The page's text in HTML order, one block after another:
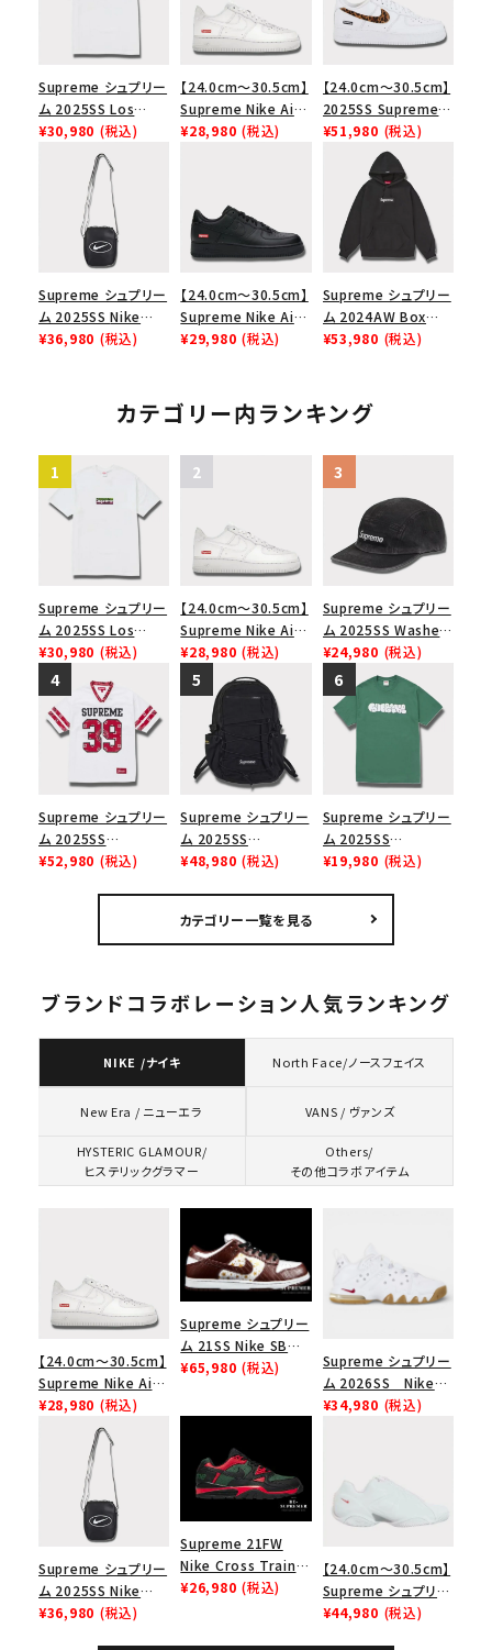
Supreme シュプリー
ム 2025SS Los
Angeles Fire Relief
Box Logo Tee ファ
イヤーリリーフボック
スロゴTシャツ ホワ
¥30,980 (税込)
【24.0cm～30.5cm】
Supreme Nike Air
Force 1 Low シュプ
¥28,980 (税込)
【24.0cm～30.5cm】
2025SS Supreme
GOODENOUGH
Nike Air Force 1
Low AF1 シュプリー
ムグッドイナフ ナイキ
エアフォース１スニー
カー シューズ ホワイ
¥51,980 (税込)
Supreme シュプリー
ム 2025SS Nike
Leather Shoulder
¥36,980 (税込)
【24.0cm～30.5cm】
Supreme Nike Air
Force 1 Low シュプ
ューズ ブラック
¥29,980 (税込)
Supreme シュプリー
ム 2024AW Box
Logo Hooded
ブラック 黒
¥53,980 (税込)
カテゴリー内ランキング
Supreme シュプリー
ム 2025SS Los
Angeles Fire Relief
Box Logo Tee ファ
イヤーリリーフボック
スロゴTシャツ ホワ
イト 白
¥30,980 (税込)
【24.0cm～30.5cm】
Supreme Nike Air
Force 1 Low シュプ
リーム ナイキエアフォ
ース１スニーカー シ
ューズ ホワイト
¥28,980 (税込)
Supreme シュプリー
ム 2025SS Washed
Chino Twill Camp
Cap ウォッシュチノツ
イルキャンプキャップ
ブラック 黒
¥24,980 (税込)
Supreme シュプリー
ム 2025SS
Bandana Football
¥52,980 (税込)
Supreme シュプリー
ム 2025SS
Backpack バックパッ
¥48,980 (税込)
Supreme シュプリー
ム 2025SS
Homerun Tee ホー
¥19,980 (税込)
カテゴリー一覧を見る
ブランドコラボレーション人気ランキング
NIKE /ナイキ North Face/ノースフェイス
New Era / ニューエラ VANS / ヴァンズ
HYSTERIC GLAMOUR/
ヒステリックグラマー
Others/
その他コラボアイテム
【24.0cm～30.5cm】
Supreme Nike Air
Force 1 Low シュプ
リーム ナイキエアフォ
ース１スニーカー シ
ューズ ホワイト
¥28,980 (税込)
Supreme シュプリー
ム 21SS Nike SB
Dunk Low ナイキSB
¥65,980 (税込)
Supreme シュプリー
ム 2026SS Nike
SB Air Max 2 CB 94
¥34,980 (税込)
Supreme シュプリー
ム 2025SS Nike
Leather Shoulder
¥36,980 (税込)
Supreme 21FW
Nike Cross Trainer
Low ナイキクロスト
¥26,980 (税込)
【24.0cm～30.5cm】
Supreme シュプリー
ム 2023AW Nike
¥44,980 (税込)